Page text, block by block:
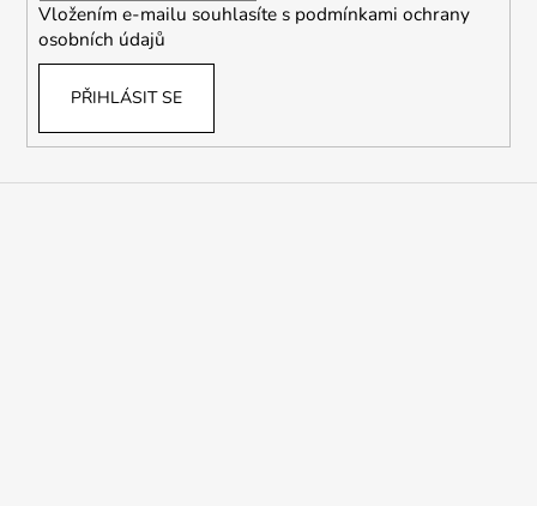
Vložením e-mailu souhlasíte s podmínkami ochrany
osobních údajů
PŘIHLÁSIT SE